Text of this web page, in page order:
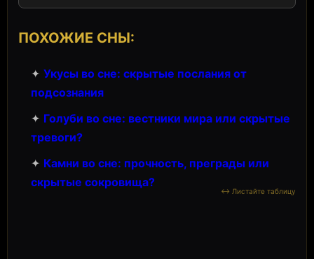
ПОХОЖИЕ СНЫ:
✦ Укусы во сне: скрытые послания от
подсознания
✦ Голуби во сне: вестники мира или скрытые
тревоги?
✦ Камни во сне: прочность, преграды или
скрытые сокровища?